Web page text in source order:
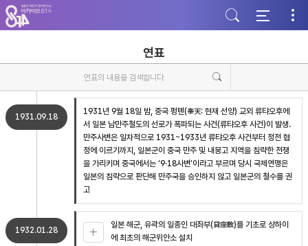
주
메
뉴
가
본
문
바
기
하
단
바
기
연표
1931.09.18
1931년 9월 18일 밤, 중국 펑톈(奉天: 현재 선양) 교외 류탸오후에
서 일본 남만주철도의 선로가 폭파되는 사건(류탸오후 사건)이 발생.
만주사변은 일차적으로 1931~1933년 류탸오후 사건부터 정전 협
정에 이르기까지, 일본군이 중국 만주 및 내몽고 지역을 침략한 전쟁
을 가리키며 중국에서는 ‘9·18사변’이라고 부르며 당시 국제연맹은
일본의 침략으로 판단해 만주국을 승인하지 않고 일본군의 철수를 권
고
1932.01.28
일본 해군, 유곽의 일종인 대좌부(貸座敷)를 기초로 상하이
에 최초의 해군위안소 설치